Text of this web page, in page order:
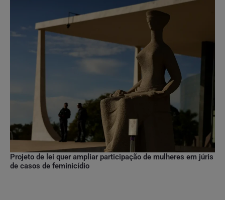
Projeto de lei quer ampliar participação de mulheres em júris
de casos de feminicídio